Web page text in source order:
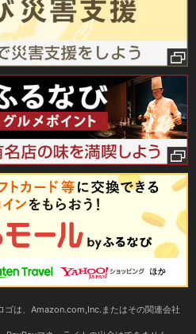
は、Amazon.com,Inc.またはその関連会社